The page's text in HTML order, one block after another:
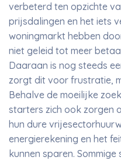
verbeterd ten opzichte
prijsdalingen en het iets
woningmarkt hebben
niet geleid tot meer
Daaraan is nog steeds
zorgt dit voor frustratie,
Behalve de moeilijke
starters zich ook zorgen
hun dure
energierekening en het
kunnen sparen.